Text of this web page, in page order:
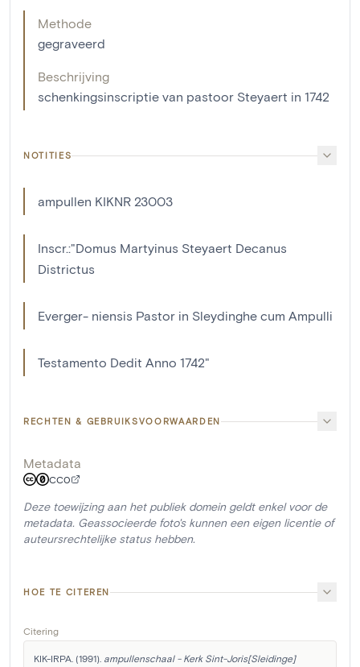
Methode
gegraveerd
Beschrijving
schenkingsinscriptie van pastoor Steyaert in 1742
NOTITIES
ampullen KIKNR 23003
Inscr.:"Domus Martyinus Steyaert Decanus
Districtus
Everger- niensis Pastor in Sleydinghe cum Ampulli
Testamento Dedit Anno 1742"
RECHTEN & GEBRUIKSVOORWAARDEN
Metadata
CC0
Deze toewijzing aan het publiek domein geldt enkel voor de
metadata. Geassocieerde foto's kunnen een eigen licentie of
auteursrechtelijke status hebben.
HOE TE CITEREN
Citering
KIK-IRPA. (1991). ampullenschaal - Kerk Sint-Joris[Sleidinge]